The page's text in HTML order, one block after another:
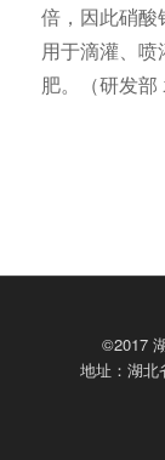
倍，因此硝酸
用于滴灌、
肥。（研发部
©2017
地址：湖北